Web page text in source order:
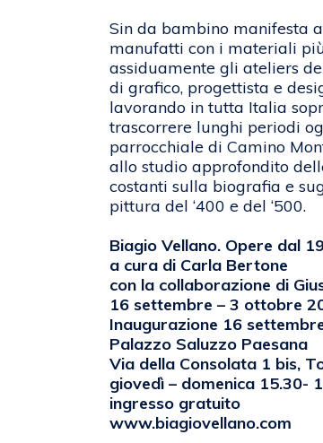
Sin da bambino manifesta
manufatti con i materiali
assiduamente gli ateliers
di grafico, progettista e
lavorando in tutta Italia
trascorrere lunghi periodi
parrocchiale di Camino
allo studio approfondito
costanti sulla biografia e
pittura del ‘400 e del ‘500.
Biagio Vellano. Opere dal
a cura di Carla Bertone
con la collaborazione di
16 settembre – 3 ottobre
Inaugurazione 16
Palazzo Saluzzo Paesana
Via della Consolata 1 bis,
giovedì – domenica 15.30-
ingresso gratuito
www.biagiovellano.com